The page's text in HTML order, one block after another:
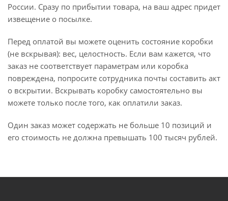
России. Сразу по прибытии товара, на ваш адрес придет
извещение о посылке.
Перед оплатой вы можете оценить состояние коробки
(не вскрывая): вес, целостность. Если вам кажется, что
заказ не соответствует параметрам или коробка
повреждена, попросите сотрудника почты составить акт
о вскрытии. Вскрывать коробку самостоятельно вы
можете только после того, как оплатили заказ.
Один заказ может содержать не больше 10 позиций и
его стоимость не должна превышать 100 тысяч рублей.